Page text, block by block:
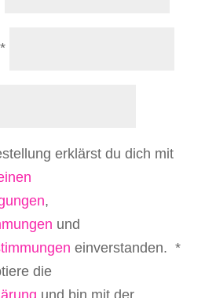
*
erklärst du dich mit
,
und
einverstanden. *
die